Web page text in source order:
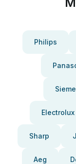
Philips
Electrolux
Sharp
Aeg